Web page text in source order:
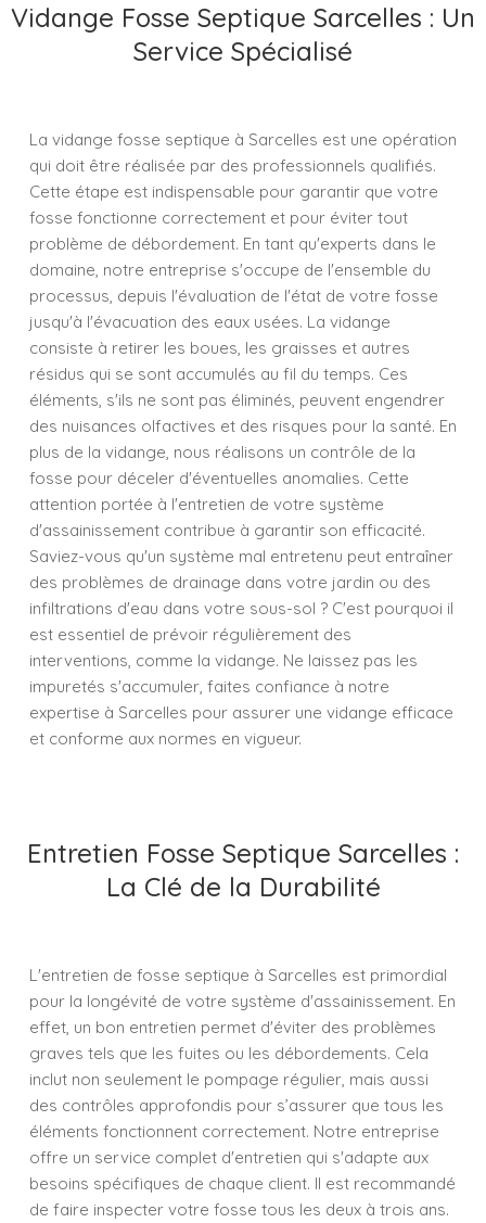
Vidange Fosse Septique Sarcelles : Un
Service Spécialisé
La vidange fosse septique à Sarcelles est une opération
qui doit être réalisée par des professionnels qualifiés.
Cette étape est indispensable pour garantir que votre
fosse fonctionne correctement et pour éviter tout
problème de débordement. En tant qu'experts dans le
domaine, notre entreprise s'occupe de l'ensemble du
processus, depuis l'évaluation de l'état de votre fosse
jusqu'à l'évacuation des eaux usées. La vidange
consiste à retirer les boues, les graisses et autres
résidus qui se sont accumulés au fil du temps. Ces
éléments, s'ils ne sont pas éliminés, peuvent engendrer
des nuisances olfactives et des risques pour la santé. En
plus de la vidange, nous réalisons un contrôle de la
fosse pour déceler d'éventuelles anomalies. Cette
attention portée à l'entretien de votre système
d'assainissement contribue à garantir son efficacité.
Saviez-vous qu'un système mal entretenu peut entraîner
des problèmes de drainage dans votre jardin ou des
infiltrations d'eau dans votre sous-sol ? C'est pourquoi il
est essentiel de prévoir régulièrement des
interventions, comme la vidange. Ne laissez pas les
impuretés s'accumuler, faites confiance à notre
expertise à Sarcelles pour assurer une vidange efficace
et conforme aux normes en vigueur.
Entretien Fosse Septique Sarcelles :
La Clé de la Durabilité
L'entretien de fosse septique à Sarcelles est primordial
pour la longévité de votre système d'assainissement. En
effet, un bon entretien permet d'éviter des problèmes
graves tels que les fuites ou les débordements. Cela
inclut non seulement le pompage régulier, mais aussi
des contrôles approfondis pour s’assurer que tous les
éléments fonctionnent correctement. Notre entreprise
offre un service complet d'entretien qui s'adapte aux
besoins spécifiques de chaque client. Il est recommandé
de faire inspecter votre fosse tous les deux à trois ans.